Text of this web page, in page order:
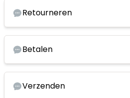
Retourneren
Betalen
Verzenden